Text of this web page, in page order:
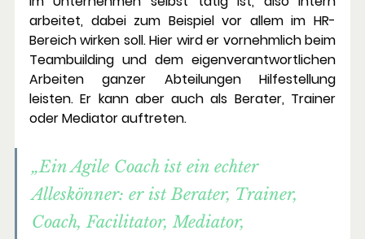
arbeitet, dabei zum Beispiel vor allem im HR-
Bereich wirken soll. Hier wird er vornehmlich beim
Teambuilding und dem eigenverantwortlichen
Arbeiten ganzer Abteilungen Hilfestellung
leisten. Er kann aber auch als Berater, Trainer
oder Mediator auftreten.
„Ein Agile Coach ist ein echter
Alleskönner: er ist Berater, Trainer,
Coach, Facilitator, Mediator,